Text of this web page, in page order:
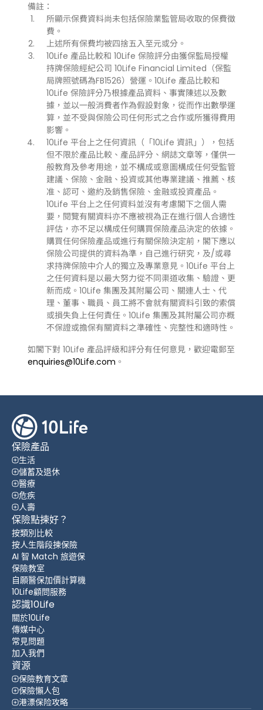
備註：
所顯示保費資料尚未包括保險業監管局收取的保費徵
費。
上述所有保費均被四捨五入至元或分。
10Life 產品比較和 10Life 保險評分由獲保監局授權
持牌保險經紀公司 10Life Financial Limited（保監
局牌照號碼為FB1526）營運。10Life 產品比較和
10Life 保險評分乃根據產品資料、事實陳述以及數
據，並以一般消費者作為假設對象，從而作出數學運
算，並不受與保險公司任何形式之合作或所獲得費用
影響。
10Life 平台上之任何資訊（「10Life 資訊」），包括
但不限於產品比較、產品評分、網誌文章等，僅供一
般教育及參考用途，並不構成或意圖構成任何受監管
建議、保險、金融、投資或其他專業建議、推薦、核
准、認可、邀約及銷售保險、金融或投資產品。
10Life 平台上之任何資料並沒有考慮閣下之個人需
要，閱覽有關資料亦不應被視為正在進行個人合適性
評估，亦不足以構成任何購買保險產品決定的依據。
購買任何保險產品或進行有關保險決定前，閣下應以
保險公司提供的資料為準，自己進行研究，及/或尋
求持牌保險中介人的獨立及專業意見。10Life 平台上
之任何資料是以最大努力從不同渠道收集、驗證、更
新而成。10Life 集團及其附屬公司、關連人士、代
理、董事、職員、員工將不會就有關資料引致的索償
或損失負上任何責任。10Life 集團及其附屬公司亦概
不保證或擔保有關資料之準確性、完整性和適時性。
如閣下對 10Life 產品評級和評分有任何意見，歡迎電郵至
enquiries@10Life.com 。
保險產品
生活
儲蓄及退休
醫療
危疾
人壽
保險點揀好？
按類別比較
按人生階段揀保險
AI 智 Match 旅遊保
保險教室
自願醫保加價計算機
10Life顧問服務
認識10Life
關於10Life
傳媒中心
常見問題
加入我們
資源
保險教育文章
保險懶人包
港漂保险攻略